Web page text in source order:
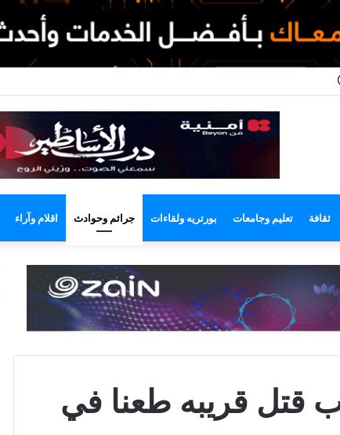
الوضع
ثقافة تعليم وجامعات بورتريه ولقاءات جرائم وحوادث اقلام وآراء
قتل قريبه طعنا في